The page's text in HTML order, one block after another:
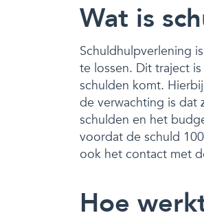
Wat is
Schuldhulpverlening
te lossen. Dit traject
schulden komt.
de verwachting is dat
schulden en het
voordat de schuld
ook het contact met
Hoe